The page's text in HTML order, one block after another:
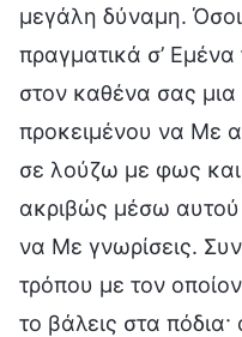
μεγάλη δύναμη.
πραγματικά σ’
στον καθένα σας μια
προκειμένου να Με
σε λούζω με φως
ακριβώς μέσω αυτού
να Με γνωρίσεις.
τρόπου με τον
το βάλεις στα πόδια·